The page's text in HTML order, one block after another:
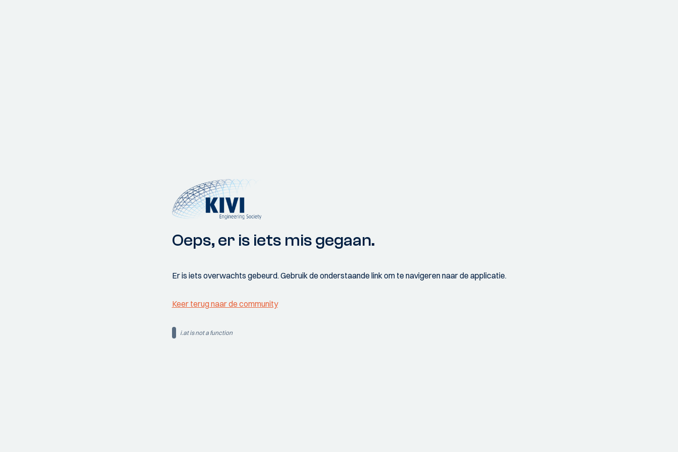
Oeps, er is iets mis gegaan.
Er is iets overwachts gebeurd. Gebruik de onderstaande link om te navigeren naar de applicatie.
Keer terug naar de community
i.at is not a function